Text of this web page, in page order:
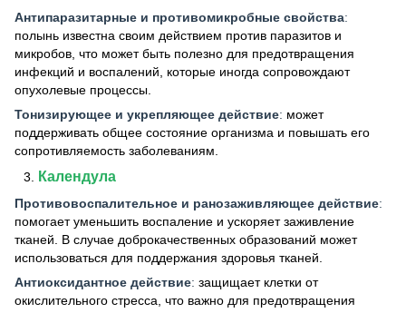
Антипаразитарные и противомикробные свойства:
полынь известна своим действием против паразитов и
микробов, что может быть полезно для предотвращения
инфекций и воспалений, которые иногда сопровождают
опухолевые процессы.
Тонизирующее и укрепляющее действие: может
поддерживать общее состояние организма и повышать его
сопротивляемость заболеваниям.
Календула
Противовоспалительное и ранозаживляющее действие:
помогает уменьшить воспаление и ускоряет заживление
тканей. В случае доброкачественных образований может
использоваться для поддержания здоровья тканей.
Антиоксидантное действие: защищает клетки от
окислительного стресса, что важно для предотвращения